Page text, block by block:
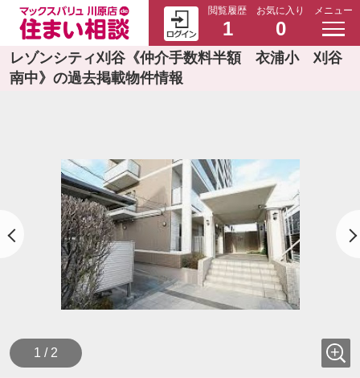
閲覧履歴
1
お気に入り
0
メニュー
レゾンシティ刈谷《仲介手数料半額 衣浦小 刈谷
南中》の過去掲載物件情報
1 / 2